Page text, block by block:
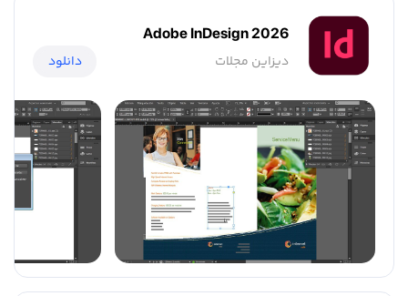
Adobe InDesign 2026
دیزاین مجلات دانلود